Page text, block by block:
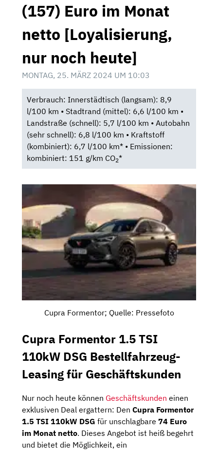
(157) Euro im Monat
netto [Loyalisierung,
nur noch heute]
MONTAG, 25. MÄRZ 2024 UM 10:03
Verbrauch: Innerstädtisch (langsam): 8,9
l/100 km • Stadtrand (mittel): 6,6 l/100 km •
Landstraße (schnell): 5,7 l/100 km • Autobahn
(sehr schnell): 6,8 l/100 km • Kraftstoff
(kombiniert): 6,7 l/100 km* • Emissionen:
kombiniert: 151 g/km CO2*
Cupra Formentor; Quelle: Pressefoto
Cupra Formentor 1.5 TSI
110kW DSG Bestellfahrzeug-
Leasing für Geschäftskunden
Nur noch heute können Geschäftskunden einen
exklusiven Deal ergattern: Den Cupra Formentor
1.5 TSI 110kW DSG für unschlagbare 74 Euro
im Monat netto. Dieses Angebot ist heiß begehrt
und bietet die Möglichkeit, ein